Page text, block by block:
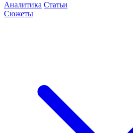
Аналитика Статьи
Сюжеты